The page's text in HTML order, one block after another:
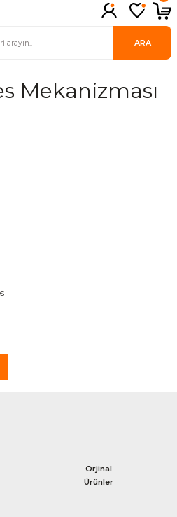
ARA
Mekanizması
Orjinal
Ürünler